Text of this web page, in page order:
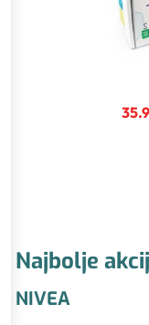
Najbolje
NIVEA